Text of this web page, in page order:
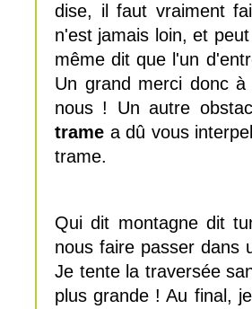
dise, il faut vraiment
n'est jamais loin, et
même dit que l'un
Un grand merci donc
nous ! Un autre
trame a dû vous
trame.
Qui dit montagne dit
nous faire passer dans
Je tente la traversée
plus grande ! Au final,